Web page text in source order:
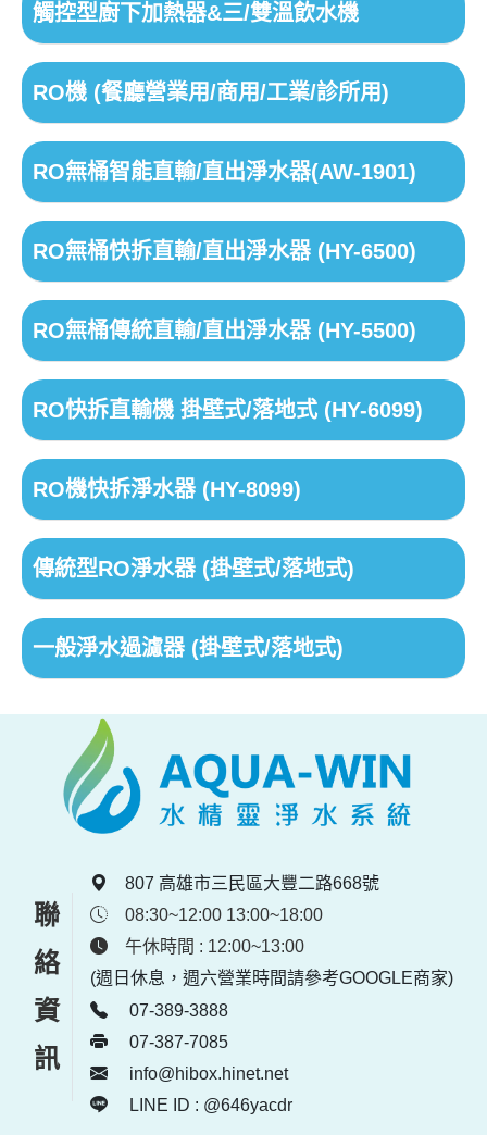
觸控型廚下加熱器&三/雙溫飲水機
RO機 (餐廳營業用/商用/工業/診所用)
RO無桶智能直輸/直出淨水器(AW-1901)
RO無桶快拆直輸/直出淨水器 (HY-6500)
RO無桶傳統直輸/直出淨水器 (HY-5500)
RO快拆直輸機 掛壁式/落地式 (HY-6099)
RO機快拆淨水器 (HY-8099)
傳統型RO淨水器 (掛壁式/落地式)
一般淨水過濾器 (掛壁式/落地式)
聯絡資訊
807 高雄市三民區大豐二路668號
08:30~12:00 13:00~18:00
午休時間 : 12:00~13:00
(週日休息，週六營業時間請參考GOOGLE商家)
07-389-3888
07-387-7085
info@hibox.hinet.net
LINE ID : @646yacdr